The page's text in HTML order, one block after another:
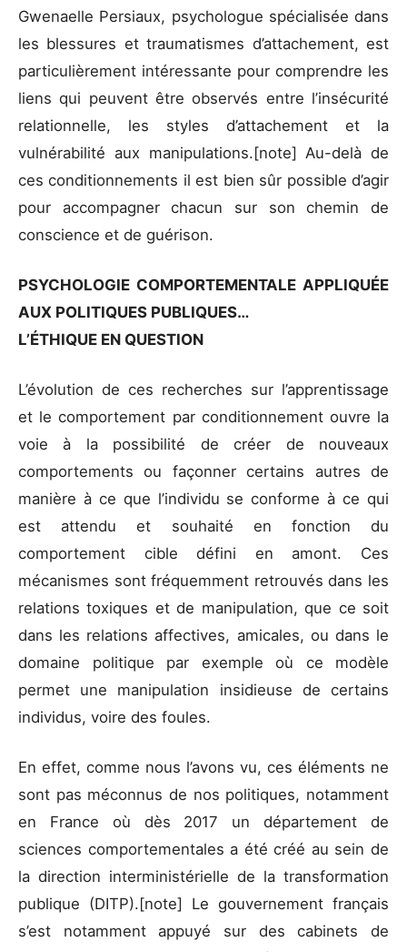
Gwenaelle Persiaux, psychologue spécialisée dans
les blessures et traumatismes d’attachement, est
particulièrement intéressante pour comprendre les
liens qui peuvent être observés entre l’insécurité
relationnelle, les styles d’attachement et la
vulnérabilité aux manipulations.[note] Au-delà de
ces conditionnements il est bien sûr possible d’agir
pour accompagner chacun sur son chemin de
conscience et de guérison.
PSYCHOLOGIE COMPORTEMENTALE APPLIQUÉE
AUX POLITIQUES PUBLIQUES…
L’ÉTHIQUE EN QUESTION
L’évolution de ces recherches sur l’apprentissage
et le comportement par conditionnement ouvre la
voie à la possibilité de créer de nouveaux
comportements ou façonner certains autres de
manière à ce que l’individu se conforme à ce qui
est attendu et souhaité en fonction du
comportement cible défini en amont. Ces
mécanismes sont fréquemment retrouvés dans les
relations toxiques et de manipulation, que ce soit
dans les relations affectives, amicales, ou dans le
domaine politique par exemple où ce modèle
permet une manipulation insidieuse de certains
individus, voire des foules.
En effet, comme nous l’avons vu, ces éléments ne
sont pas méconnus de nos politiques, notamment
en France où dès 2017 un département de
sciences comportementales a été créé au sein de
la direction interministérielle de la transformation
publique (DITP).[note] Le gouvernement français
s’est notamment appuyé sur des cabinets de